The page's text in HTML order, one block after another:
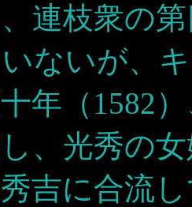
連枝衆の
ないが、
年（1582
、光秀の
吉に合流